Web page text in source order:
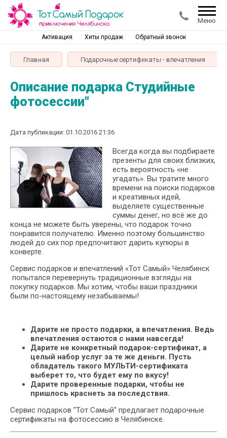
Меню
Активация Хиты продаж Обратный звонок
Главная Подарочные сертификаты - впечатления
Описание подарка Студийные
фотосессии"
Дата публикации: 01.10.2016 21:36
Всегда когда вы подбираете
презенты для своих близких,
есть вероятность «не
угадать». Вы тратите много
времени на поиски подарков
и креативных идей,
выделяете существенные
суммы денег, но всё же до
конца не можете быть уверены, что подарок точно
понравится получателю. Именно поэтому большинство
людей до сих пор предпочитают дарить купюры в
конверте.
Сервис подарков и впечатлений «Тот Самый» Челябинск
попытался перевернуть традиционные взгляды на
покупку подарков. Мы хотим, чтобы ваши праздники
были по-настоящему незабываемы!
Дарите не просто подарки, а впечатления. Ведь
впечатления остаются с нами навсегда!
Дарите не конкретный подарок-сертификат, а
целый набор услуг за те же деньги. Пусть
обладатель такого МУЛЬТИ-сертификата
выберет то, что будет ему по вкусу!
Дарите проверенные подарки, чтобы не
пришлось краснеть за последствия.
Сервис подарков "Тот Самый" предлагает подарочные
сертификаты на фотосессию в Челябинске.